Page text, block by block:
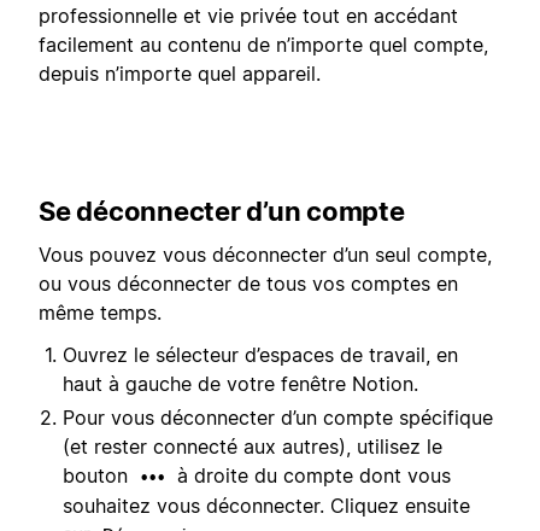
professionnelle et vie privée tout en accédant
facilement au contenu de n’importe quel compte,
depuis n’importe quel appareil.
Se déconnecter d’un compte
Vous pouvez vous déconnecter d’un seul compte,
ou vous déconnecter de tous vos comptes en
même temps.
Ouvrez le sélecteur d’espaces de travail, en
haut à gauche de votre fenêtre Notion.
Pour vous déconnecter d’un compte spécifique
(et rester connecté aux autres), utilisez le
bouton
•••
à droite du compte dont vous
souhaitez vous déconnecter. Cliquez ensuite